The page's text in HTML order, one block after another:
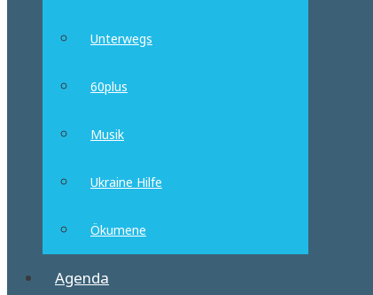
Unterwegs
60plus
Musik
Ukraine Hilfe
Ökumene
Agenda